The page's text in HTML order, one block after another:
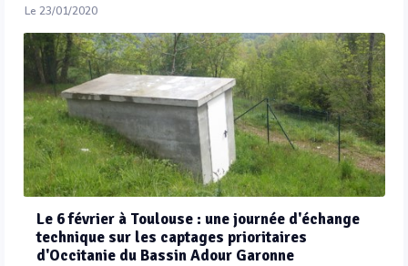
Le 23/01/2020
Le 6 février à Toulouse : une journée d'échange
technique sur les captages prioritaires
d'Occitanie du Bassin Adour Garonne